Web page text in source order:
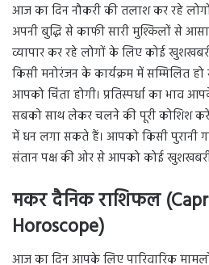
आज का दिन नौकरी की तलाश कर रहे
अपनी बुद्धि से काफी सारी मुश्किलों से
व्यापार कर रहे लोगों के लिए कोई
किसी मनोरंजन के कार्यक्रम में सम्मिलित
आपको चिंता होगी। प्रतिस्पर्धा का भाव
सबको साथ लेकर चलने की पूरी कोशिश
में धन लगा सकते हैं। आपको किसी पुरानी
संतान पक्ष की ओर से आपको कोई
मकर दैनिक राशिफल
Horoscope)
आज का दिन आपके लिए पारिवारिक